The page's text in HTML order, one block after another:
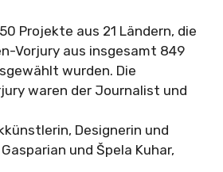
Projekte aus 21 Ländern, die
Vorjury aus insgesamt 849
wurden. Die
waren der Journalist und
Designerin und
und Špela Kuhar,